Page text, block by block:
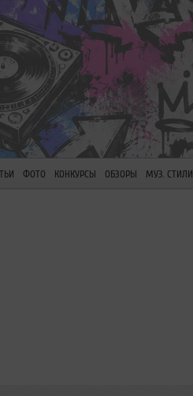
ФОТО КОНКУРСЫ ОБЗОРЫ МУЗ. СТИЛИ